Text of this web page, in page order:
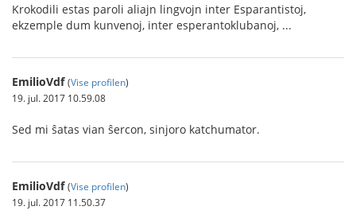
Krokodili estas paroli aliajn lingvojn inter Esparantistoj,
ekzemple dum kunvenoj, inter esperantoklubanoj, ...
EmilioVdf (Vise profilen)
19. jul. 2017 10.59.08
Sed mi ŝatas vian ŝercon, sinjoro katchumator.
EmilioVdf (Vise profilen)
19. jul. 2017 11.50.37